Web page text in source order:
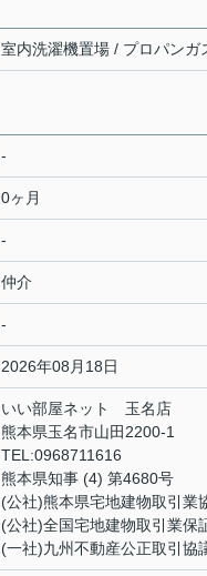
室内洗濯機置場 / プロパン
-
0ヶ月
-
仲介
-
2026年08月18日
いい部屋ネット 玉名店
熊本県玉名市山田2200-1
TEL:0968711616
熊本県知事 (4) 第4680号
(公社)熊本県宅地建物取引業
(公社)全国宅地建物取引業保
(一社)九州不動産公正取引協